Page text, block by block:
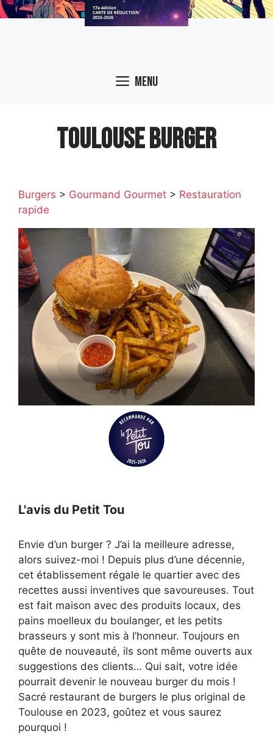
Menu
TOULOUSE BURGER
Burgers > Gourmand Gourmet > Restauration
rapide
L'avis du Petit Tou
Envie d’un burger ? J’ai la meilleure adresse,
alors suivez-moi ! Depuis plus d’une décennie,
cet établissement régale le quartier avec des
recettes aussi inventives que savoureuses. Tout
est fait maison avec des produits locaux, des
pains moelleux du boulanger, et les petits
brasseurs y sont mis à l’honneur. Toujours en
quête de nouveauté, ils sont même ouverts aux
suggestions des clients… Qui sait, votre idée
pourrait devenir le nouveau burger du mois !
Sacré restaurant de burgers le plus original de
Toulouse en 2023, goûtez et vous saurez
pourquoi !